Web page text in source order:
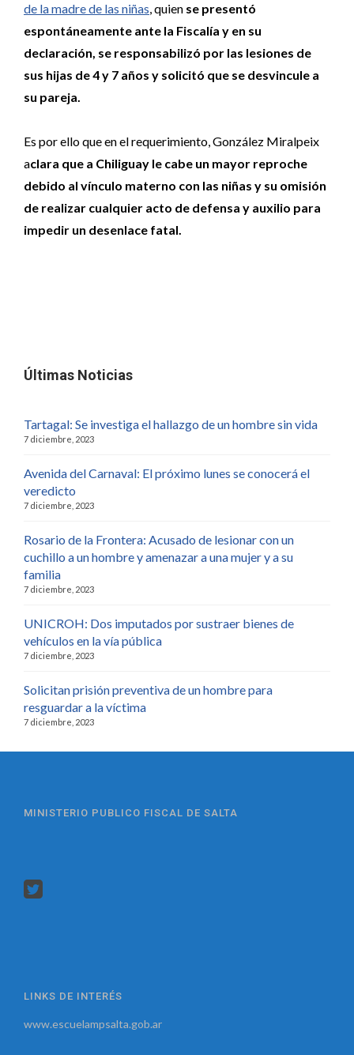
de la madre de las niñas, quien se presentó
espontáneamente ante la Fiscalía y en su
declaración, se responsabilizó por las lesiones de
sus hijas de 4 y 7 años y solicitó que se desvincule a
su pareja.
Es por ello que en el requerimiento, González Miralpeix
aclara que a Chiliguay le cabe un mayor reproche
debido al vínculo materno con las niñas y su omisión
de realizar cualquier acto de defensa y auxilio para
impedir un desenlace fatal.
Últimas Noticias
Tartagal: Se investiga el hallazgo de un hombre sin vida
7 diciembre, 2023
Avenida del Carnaval: El próximo lunes se conocerá el
veredicto
7 diciembre, 2023
Rosario de la Frontera: Acusado de lesionar con un
cuchillo a un hombre y amenazar a una mujer y a su
familia
7 diciembre, 2023
UNICROH: Dos imputados por sustraer bienes de
vehículos en la vía pública
7 diciembre, 2023
Solicitan prisión preventiva de un hombre para
resguardar a la víctima
7 diciembre, 2023
MINISTERIO PUBLICO FISCAL DE SALTA
LINKS DE INTERÉS
www.escuelampsalta.gob.ar